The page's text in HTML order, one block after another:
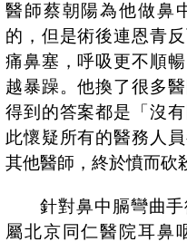
醫師蔡朝陽為他做鼻
的，但是術後連恩青
痛鼻塞，呼吸更不順
越暴躁。他換了很多
得到的答案都是「沒
此懷疑所有的醫務人
其他醫師，終於憤而砍
針對鼻中膈彎曲
屬北京同仁醫院耳鼻